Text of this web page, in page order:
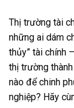
Thị trường tài
những ai dám
thủy” tài chính
thị trường
nào để chinh
nghiệp? Hãy